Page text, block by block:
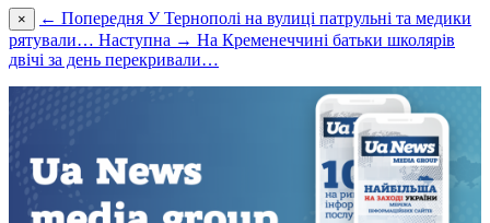
× ← Попередня У Тернополі на вулиці патрульні та медики
рятували… Наступна → На Кременеччині батьки школярів
двічі за день перекривали…